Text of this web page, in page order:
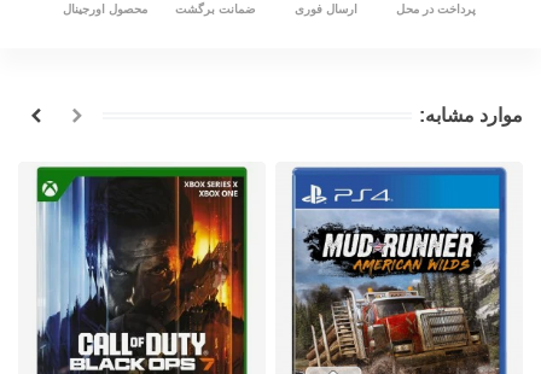
پرداخت در محل ارسال فوری ضمانت برگشت محصول اورجینال
موارد مشابه: